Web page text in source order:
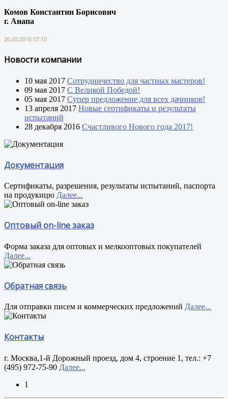
Комов Константин Борисович
г. Анапа
20.05.2016 07:10
Новости компании
10 мая 2017 Сотрудничество для частных мастеров!
09 мая 2017 С Великой Победой!
05 мая 2017 Супер предложение для всех дачников!
13 апреля 2017 Новые сертификаты и результаты
испытаний
28 декабря 2016 Счастливого Нового года 2017!
Документация
Сертификаты, разрешения, результаты испытаний, паспорта
на продукицю Далее...
Оптовый on-line заказ
Форма заказа для оптовых и мелкооптовых покупателей
Далее...
Обратная связь
Для отправки писем и коммерческих предложений Далее...
Контакты
г. Москва,1-й Дорожный проезд, дом 4, строение 1, тел.: +7
(495) 972-75-90 Далее...
1